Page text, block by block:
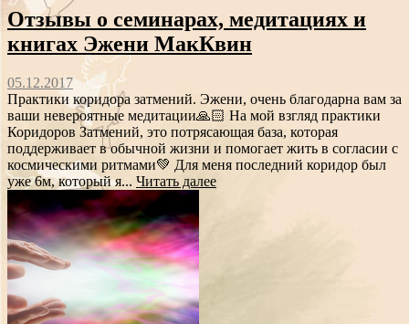
Отзывы о семинарах, медитациях и
книгах Эжени МакКвин
05.12.2017
Практики коридора затмений. Эжени, очень благодарна вам за
ваши невероятные медитации🙏🏻 На мой взгляд практики
Коридоров Затмений, это потрясающая база, которая
поддерживает в обычной жизни и помогает жить в согласии с
космическими ритмами💚 Для меня последний коридор был
уже 6м, который я... Читать далее